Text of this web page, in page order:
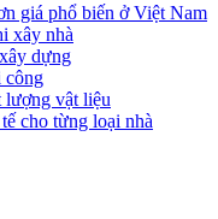
giá phổ biến ở Việt Nam
xây nhà
dựng
công
lượng vật liệu
cho từng loại nhà